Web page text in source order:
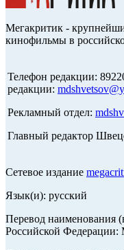
Мегакритик -
кинофильмы в
Телефон редакции:
редакции:
Рекламный отдел:
Главный редактор
Сетевое издание
Язык(и): русский
Перевод наименования
Российской Федерации: